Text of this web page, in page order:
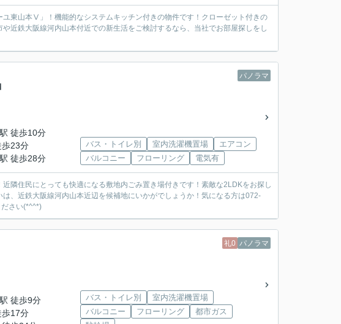
東山本Ⅴ」！機能的なシステムキッチン付きの物件です！クローゼット付きの
近鉄大阪線河内山本付近での新生活をご検討するなら、当社でお部屋探しをし
パノラマ
駅 徒歩10分
歩23分
駅 徒歩28分
バス・トイレ別 室内洗濯機置場
エアコン
バルコニー
フローリング 電気有
隣住民にとっても快適になる敷地内ごみ置き場付きです！素敵な2LDKをお探し
、近鉄大阪線河内山本近辺を候補地にいかがでしょうか！気になる方は072-
さい(*^^*)
礼0 パノラマ
駅 徒歩9分
歩17分
バス・トイレ別
室内洗濯機置場
バルコニー
フローリング
都市ガス